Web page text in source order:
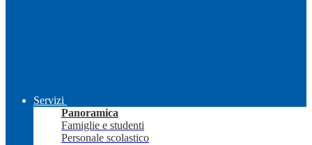
Servizi
Panoramica
Famiglie e studenti
Personale scolastico